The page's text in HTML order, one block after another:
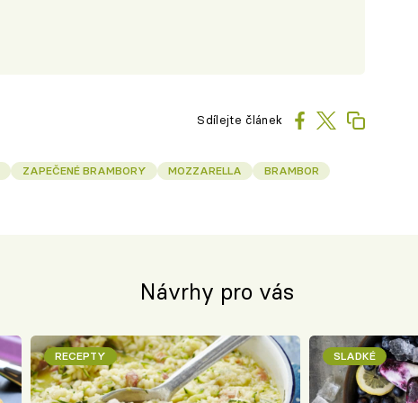
Sdílejte článek
ZAPEČENÉ BRAMBORY MOZZARELLA
BRAMBOR
Návrhy pro vás
RECEPTY SLADKÉ